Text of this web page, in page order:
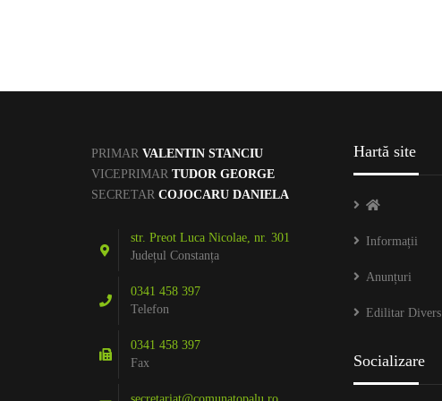
STARE CIVILĂ
PRIMAR VALENTIN STANCIU
VICEPRIMAR TUDOR GEORGE
SECRETAR COJOCARU DANIELA
str. Preot Luca Nicolae, nr. 301
Județul Constanța
0341 458 397
Telefon
0341 458 397
Fax
Hartă site
Informații
Anunțuri
Edilitar Divers
Socializare